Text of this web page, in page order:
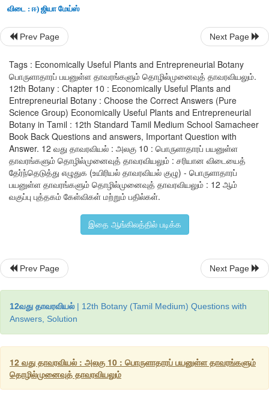
பயன்படுத்தப் படுகின்றன.
அ) கூற்று I சரியானது
ஆ) கூற்று II சரியானது
இ) கூற்றுகள் இரண்டும் சரியானவை
ஈ) கூற்றுகள் இரண்டுமே தவறானவை
விடை : இ) கூற்றுகள் இரண்டும் சரியானவை
12. செயலாக்க மூலமருந்து டிரான்ஸ்-டெட்ரா
எதிலுள்ளது?
இ) கஞ்சாச்செடி
விடை : இ) கஞ்சாச்செடி
13. பின்வருவனவற்றுள் பொருத்தமான இணை எது?
Prev Page Next Page
Tags : Economically Useful Plants and Entrepreneurial Botany
பொருளாதாரப் பயனுள்ள தாவரங்களும் தொழில்முனைவுத் தாவரவியலும்.
12th Botany : Chapter 10 : Economically Useful Plants and
Entrepreneurial Botany : Choose the Correct Answers (Pure
Science Group) Economically Useful Plants and Entrepreneurial
Botany in Tamil : 12th Standard Tamil Medium School Samacheer
Book Back Questions and answers, Important Question with
Answer. 12 வது தாவரவியல் : அலகு 10 : பொருளாதாரப் பயனுள்ள
தாவரங்களும் தொழில்முனைவுத் தாவரவியலும் : சரியான விடையைத்
தேர்ந்தெடுத்து எழுதுக (உயிரியல் தாவரவியல் குழு) - பொருளாதாரப்
பயனுள்ள தாவரங்களும் தொழில்முனைவுத் தாவரவியலும் : 12 ஆம்
வகுப்பு புத்தகம் கேள்விகள் மற்றும் பதில்கள்.
இதை ஆங்கிலத்தில் படிக்க
Prev Page Next Page
12வது தாவரவியல் | 12th Botany (Tamil Medium) Questions with
Answers, Solution
12 வது தாவரவியல் : அலகு 10 : பொருளாதாரப் பயனுள்ள தாவரங்களும்
தொழில்முனைவுத் தாவரவியலும்